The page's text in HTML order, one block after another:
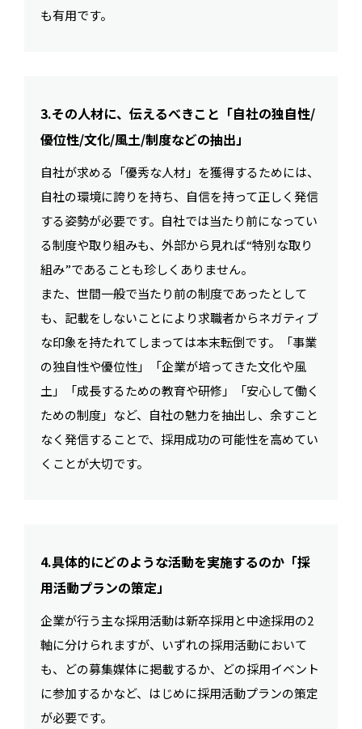
も有用です。
3.その人材に、伝えるべきこと「自社の独自性/
優位性/文化/風土/制度などの抽出」
自社が求める「優秀な人材」を獲得するためには、
自社の環境に誇りを持ち、自信を持って正しく発信
する姿勢が必要です。自社では当たり前になってい
る制度や取り組みも、外部から見れば“特別な取り
組み”であることも珍しくありません。
また、世間一般で当たり前の制度であったとして
も、記載をしないことにより求職者からネガティブ
な印象を持たれてしまっては本末転倒です。「事業
の独自性や優位性」「企業が培ってきた文化や風
土」「成長するための教育や研修」「安心して働く
ための制度」など、自社の魅力を抽出し、余すこと
なく発信することで、採用成功の可能性を高めてい
くことが大切です。
4.具体的にどのような活動を実施するのか「採
用活動プランの策定」
企業が行う主な採用活動は新卒採用と中途採用の2
軸に分けられますが、いずれの採用活動において
も、どの募集媒体に掲載するか、どの採用イベント
に参加するかなど、はじめに採用活動プランの策定
が必要です。